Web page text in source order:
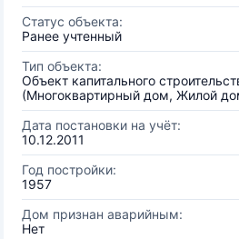
Статус объекта:
Ранее учтенный
Тип объекта:
Объект капитального
(Многоквартирный дом, Жилой
Дата постановки на учёт:
10.12.2011
Год постройки:
1957
Дом признан аварийным:
Нет